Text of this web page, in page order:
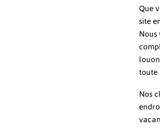
Que
site
Nos